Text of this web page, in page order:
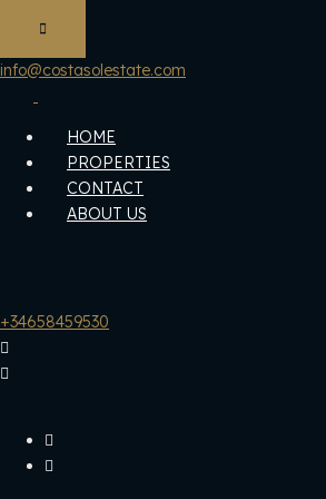
info@costasolestate.com
HOME
PROPERTIES
CONTACT
ABOUT US
+34658459530